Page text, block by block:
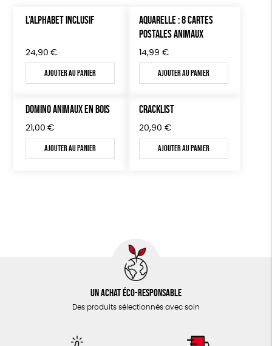
L’ALPHABET INCLUSIF
24,90 €
Ajouter au panier
AQUARELLE : 8 CARTES
POSTALES ANIMAUX
14,99 €
Ajouter au panier
DOMINO ANIMAUX EN BOIS
21,00 €
Ajouter au panier
CRACKLIST
20,90 €
Ajouter au panier
Un achat éco-responsable
Des produits sélectionnés avec soin